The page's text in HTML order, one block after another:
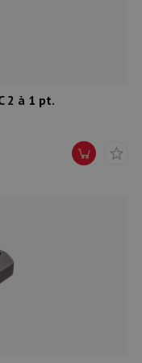
2 à 1 pt.